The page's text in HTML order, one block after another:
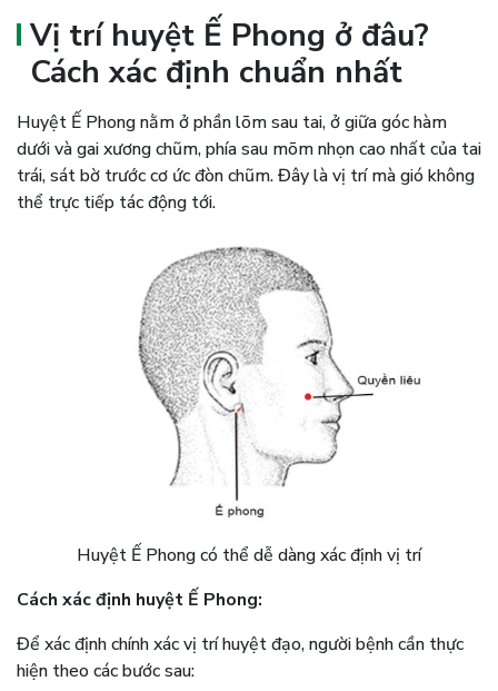
Vị trí huyệt Ế Phong ở đâu?
Cách xác định chuẩn nhất
Huyệt Ế Phong nằm ở phần lõm sau tai, ở giữa góc hàm
dưới và gai xương chũm, phía sau mõm nhọn cao nhất của tai
trái, sát bờ trước cơ ức đòn chũm. Đây là vị trí mà gió không
thể trực tiếp tác động tới.
Huyệt Ế Phong có thể dễ dàng xác định vị trí
Cách xác định huyệt Ế Phong:
Để xác định chính xác vị trí huyệt đạo, người bệnh cần thực
hiện theo các bước sau: